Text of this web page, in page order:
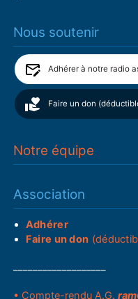
Nous soutenir
Adhérer à notre radio
Faire un don
Notre équipe
Association
Adhérer
Faire un don
• Compte-rendu A.G.